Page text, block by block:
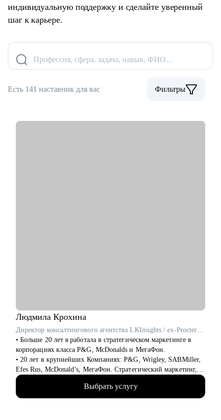
индивидуальную поддержку и сделайте уверенный
шаг к карьере.
Профессия, сфера, задача, навык, ФИО…
Есть 141 наставник для вас Фильтры
Людмила Крохина
Директор консалтингового агентства LKInsights / ex-Procter & Gamble, МегаФон
• Больше 20 лет я работала в стратегическом маркетинге в
корпорациях класса P&G, McDonalds и МегаФон.
• 20 лет в крупнейших Компаниях: P&G, Wrigley, SABMiller,
Efes Rus, McDonald’s, МегаФон. Стратегический маркетинг,
исследования и аналитика.
• Училась сама и развивала своих сотрудников, искала новую
работу и адаптировалась, нанимала и оптимизировала,
Выбрать услугу